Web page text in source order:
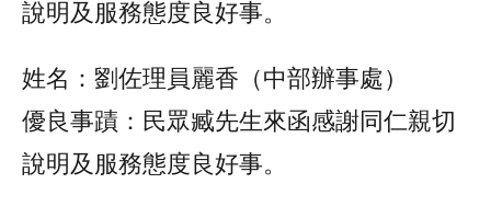
說明及服務態度良好事。
姓名：劉佐理員麗香（中部辦事處）
優良事蹟：民眾臧先生來函感謝同仁親切
說明及服務態度良好事。